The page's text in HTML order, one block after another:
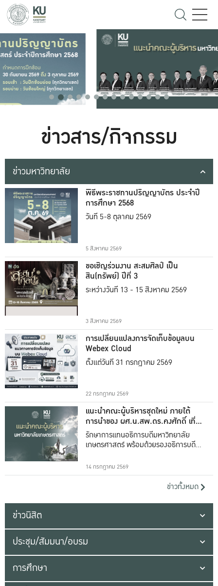
ข่าวสาร/กิจกรรม
ข่าวมหาวิทยาลัย
พิธีพระราชทานปริญญาบัตร ประจำปี
การศึกษา 2568
วันที่ 5-8 ตุลาคม 2569
5 สิงหาคม 2569
ขอเชิญร่วมงาน สะสมศิลป์ เป็น
สิน(ทรัพย์) ปีที่ 3
ระหว่างวันที่ 13 - 15 สิงหาคม 2569
3 สิงหาคม 2569
การเปลี่ยนแปลงการจัดเก็บข้อมูลบน
Webex Cloud
ตั้งแต่วันที่ 31 กรกฎาคม 2569
22 กรกฎาคม 2569
แนะนำคณะผู้บริหารชุดใหม่ ภายใต้
การนำของ ผศ.น.สพ.ดร.คงศักดิ์ เที่ยง
ธรรม
รักษาการแทนอธิการบดีมหาวิทยาลัย
เกษตรศาสตร์ พร้อมด้วยรองอธิการบดีทั้ง
14 กรกฎาคม 2569
ข่าวทั้งหมด
ข่าวนิสิต
ประชุม/สัมมนา/อบรม
การศึกษา